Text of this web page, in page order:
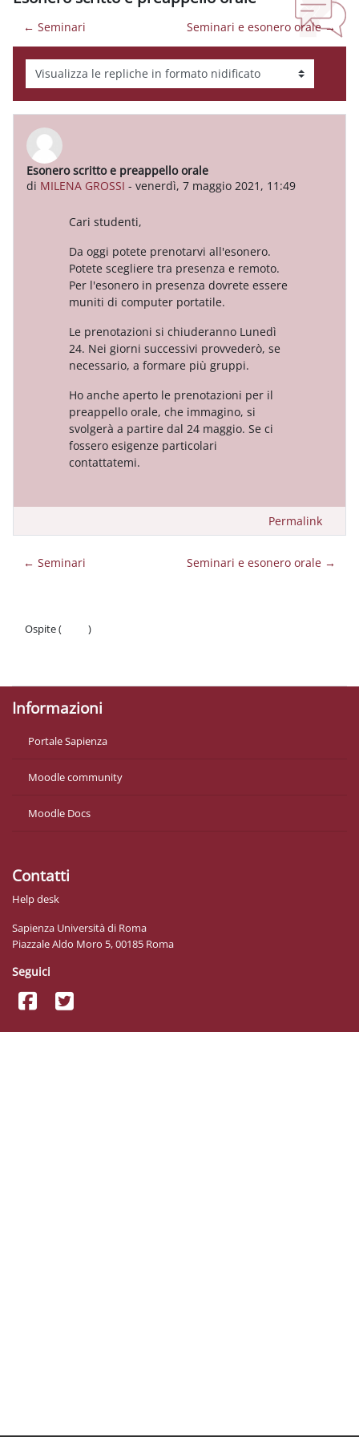
← Seminari Seminari e esonero orale →
Modalità visualizzazione
Esonero scritto e preappello orale
di MILENA GROSSI - venerdì, 7 maggio 2021, 11:49
Numero di risposte: 0
Cari studenti,
Da oggi potete prenotarvi all'esonero.
Potete scegliere tra presenza e remoto.
Per l'esonero in presenza dovrete essere
muniti di computer portatile.
Le prenotazioni si chiuderanno Lunedì
24. Nei giorni successivi provvederò, se
necessario, a formare più gruppi.
Ho anche aperto le prenotazioni per il
preappello orale, che immagino, si
svolgerà a partire dal 24 maggio. Se ci
fossero esigenze particolari
contattatemi.
Permalink
← Seminari Seminari e esonero orale →
Ospite (
)
Informazioni
Portale Sapienza
Moodle community
Moodle Docs
Contatti
Help desk
Sapienza Università di Roma
Piazzale Aldo Moro 5, 00185 Roma
Seguici